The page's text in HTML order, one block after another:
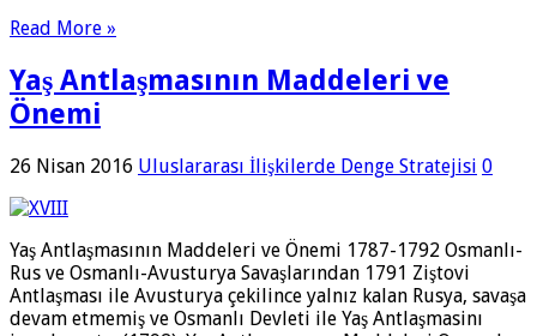
Read More »
Yaş Antlaşmasının Maddeleri ve
Önemi
26 Nisan 2016 Uluslararası İlişkilerde Denge Stratejisi 0
Yaş Antlaşmasının Maddeleri ve Önemi 1787-1792 Osmanlı-
Rus ve Osmanlı-Avusturya Savaşlarından 1791 Ziştovi
Antlaşması ile Avusturya çekilince yalnız kalan Rus­ya, savaşa
devam etmemiş ve Osmanlı Devleti ile Yaş Antlaşmasinı